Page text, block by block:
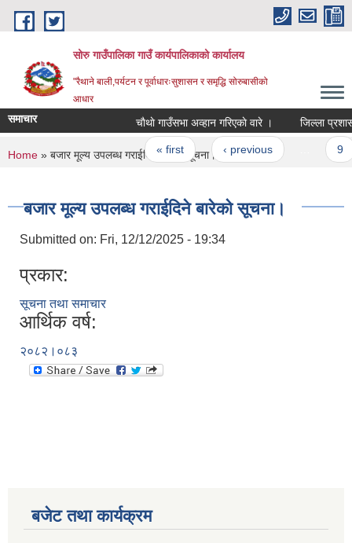
Skip to main content
सोरु गाउँपालिका गाउँ कार्यपालिकाको कार्यालय
"रैथाने बाली,पर्यटन र पूर्वाधारःसुशासन र समृद्धि सोरुबासीको
आधार
समाचार चाैथाे गाउँसभा अव्हान गरिएकाे वारे । जिल्ला
Pages
« first ‹ previous
You are here
Home » बजार मूल्य उपलब्ध गराईदिने बारेको सूचना।
बजार मूल्य उपलब्ध गराईदिने बारेको सूचना।
Submitted on: Fri, 12/12/2025 - 19:34
प्रकार:
सूचना तथा समाचार
आर्थिक वर्ष:
२०८२।०८३
बजेट तथा कार्यक्रम